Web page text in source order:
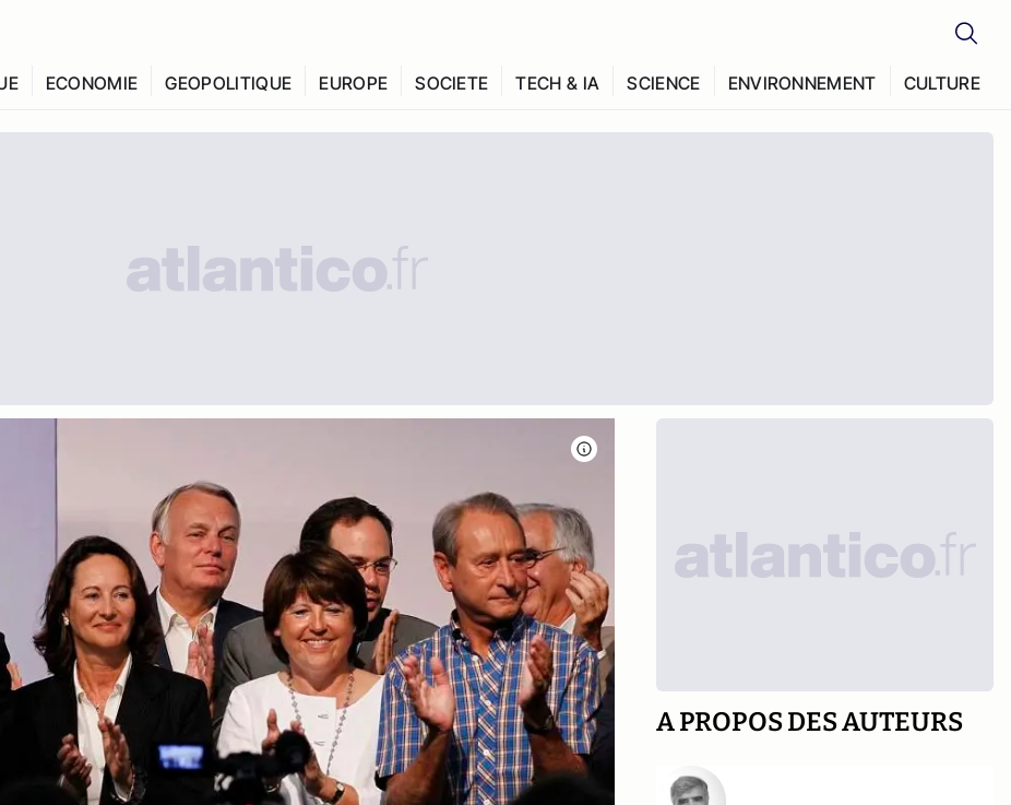
ECONOMIE GEOPOLITIQUE EUROPE SOCIETE TECH & IA SCIENCE ENVIRONNEMENT CULTURE
A PROPOS DES AUTEURS